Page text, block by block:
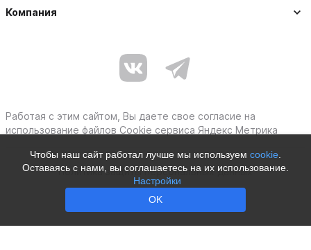
Чтобы наш сайт работал лучше мы используем cookie
Оставаясь с нами, вы соглашаетесь на их использование.
Настройки
OK
Компания
Работая с этим сайтом, Вы даете свое согласие на
использование файлов Cookie сервиса Яндекс Метрика
Политика защиты персональных данных
Moby © 2012–2026